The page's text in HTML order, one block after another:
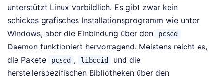
unterstützt Linux vorbildlich. Es gibt zwar kein
schickes grafisches Installationsprogramm wie unter
Windows, aber die Einbindung über den
pcscd
Daemon funktioniert hervorragend. Meistens reicht es,
die Pakete
pcscd , libccid
und die
herstellerspezifischen Bibliotheken über den